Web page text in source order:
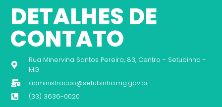
DETALHES DE
CONTATO
Rua Minervina Santos Pereira, 83, Centro - Setubinha -
MG
administracao@setubinha.mg.gov.br
(33) 3636-0020